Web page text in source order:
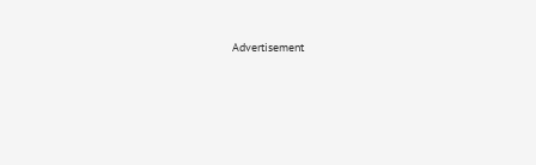
Advertisement